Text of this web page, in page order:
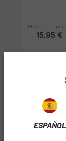
motivo, te
comoESPAÑOL